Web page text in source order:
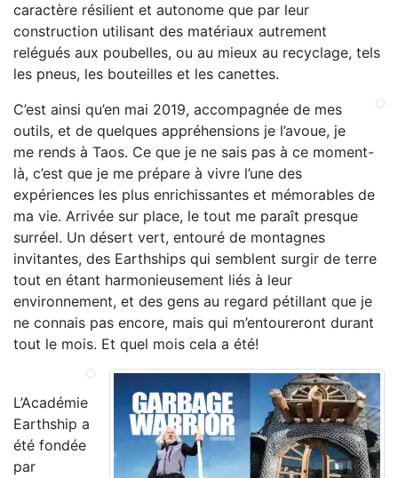
caractère résilient et autonome que par leur
construction utilisant des matériaux autrement
relégués aux poubelles, ou au mieux au recyclage, tels
les pneus, les bouteilles et les canettes.
C’est ainsi qu’en mai 2019, accompagnée de mes
outils, et de quelques appréhensions je l’avoue, je
me rends à Taos. Ce que je ne sais pas à ce moment-
là, c’est que je me prépare à vivre l’une des
expériences les plus enrichissantes et mémorables de
ma vie. Arrivée sur place, le tout me paraît presque
surréel. Un désert vert, entouré de montagnes
invitantes, des Earthships qui semblent surgir de terre
tout en étant harmonieusement liés à leur
environnement, et des gens au regard pétillant que je
ne connais pas encore, mais qui m’entoureront durant
tout le mois. Et quel mois cela a été!
L’Académie
Earthship a
été fondée
par